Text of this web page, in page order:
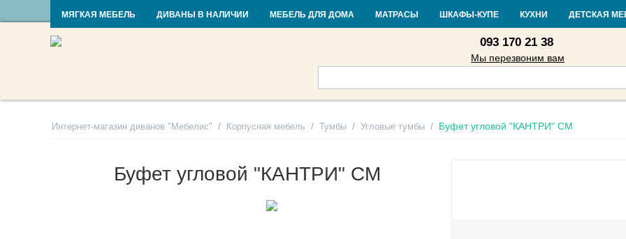
RU UA Контакты Доставка и оплата Гарантия и возврат Кредит
093 170 21 38
Мы перезвоним вам
МЯГКАЯ МЕБЕЛЬ ДИВАНЫ В НАЛИЧИИ МЕБЕЛЬ ДЛЯ ДОМА МАТРАСЫ ШКАФЫ-КУПЕ КУХНИ ДЕТСКАЯ
Интернет-магазин диванов "Мебелис" / Корпусная мебель / Тумбы / Угловые тумбы / Буфет угловой "КАНТРИ" СМ
Буфет угловой "КАНТРИ" СМ